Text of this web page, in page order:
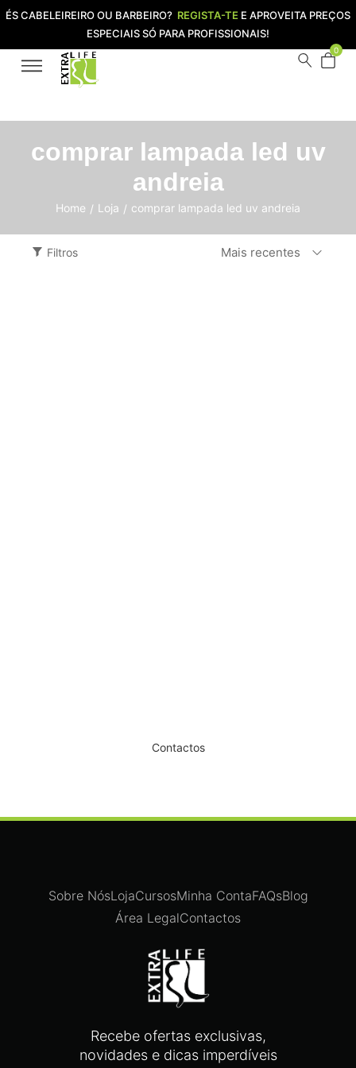
ÉS CABELEIREIRO OU BARBEIRO? REGISTA-TE E APROVEITA PREÇOS
ESPECIAIS SÓ PARA PROFISSIONAIS!
0
comprar lampada led uv
andreia
Home / Loja / comprar lampada led uv andreia
Filtros Mais recentes
Contactos
Recebe ofertas exclusivas,
novidades e dicas imperdíveis
Sobre NósLojaCursosMinha ContaFAQsBlog
Área LegalContactos